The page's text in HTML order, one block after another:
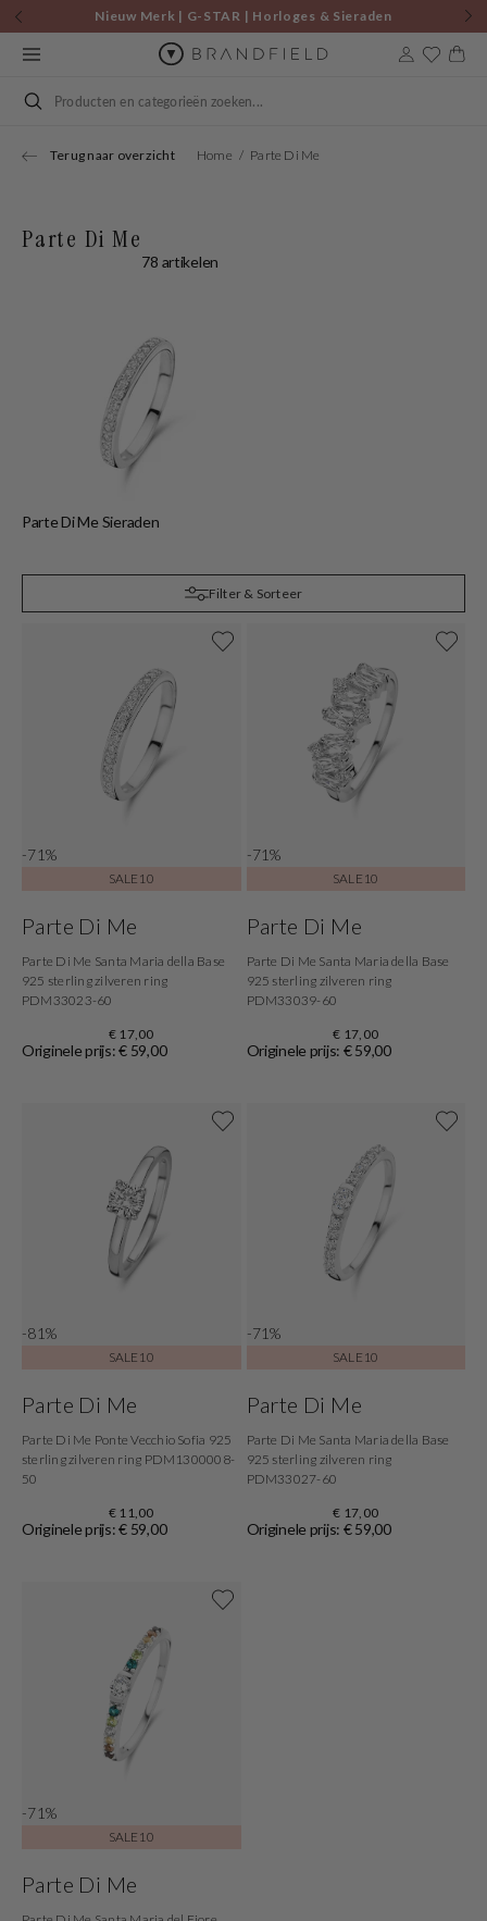
Skip to
content
Nieuw Merk | G-STAR | Horloges & Sieraden
Cart
Search
Terug naar overzicht Home Parte Di Me
Parte Di Me
78 artikelen
Parte Di Me Sieraden
Filter & Sorteer
-71%
SALE10
Parte Di Me
Parte Di Me Santa Maria della Base
925 sterling zilveren ring
PDM33023-60
€ 17,00
Originele prijs: € 59,00
-71%
SALE10
Parte Di Me
Parte Di Me Santa Maria della Base
925 sterling zilveren ring
PDM33039-60
€ 17,00
Originele prijs: € 59,00
-81%
SALE10
Parte Di Me
Parte Di Me Ponte Vecchio Sofia 925
sterling zilveren ring PDM1300008-
50
€ 11,00
Originele prijs: € 59,00
-71%
SALE10
Parte Di Me
Parte Di Me Santa Maria della Base
925 sterling zilveren ring
PDM33027-60
€ 17,00
Originele prijs: € 59,00
-71%
SALE10
Parte Di Me